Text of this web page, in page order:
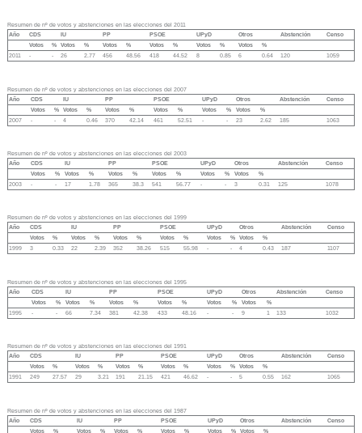
Resumen de nº de votos y abstenciones en las elecciones del 2011
Año
CDS IU PP PSOE UPyD Otros Abstención
Censo
Votos
% Votos % Votos % Votos % Votos % Votos
%
2011
- - 26 2.77 456 48.56 418 44.52 8 0.85 6 0.64 120 1059
Resumen de nº de votos y abstenciones en las elecciones del 2007
Año
CDS IU PP PSOE UPyD Otros Abstención
Censo
Votos
% Votos % Votos % Votos % Votos % Votos
%
2007
- - 4 0.46 370 42.14 461 52.51 - - 23 2.62 185 1063
Resumen de nº de votos y abstenciones en las elecciones del 2003
Año
CDS IU PP PSOE UPyD Otros Abstención
Censo
Votos
% Votos % Votos % Votos % Votos % Votos
%
2003
- - 17 1.78 365 38.3 541 56.77 - - 3 0.31 125 1078
Resumen de nº de votos y abstenciones en las elecciones del 1999
Año
CDS IU PP PSOE UPyD Otros Abstención
Censo
Votos
% Votos % Votos % Votos % Votos % Votos
%
1999
3 0.33 22 2.39 352 38.26 515 55.98 - - 4 0.43 187 1107
Resumen de nº de votos y abstenciones en las elecciones del 1995
Año
CDS IU PP PSOE UPyD Otros Abstención
Censo
Votos
% Votos % Votos % Votos % Votos % Votos
%
1995
- - 66 7.34 381 42.38 433 48.16 - - 9 1 133 1032
Resumen de nº de votos y abstenciones en las elecciones del 1991
Año
CDS IU PP PSOE UPyD Otros Abstención
Censo
Votos
% Votos % Votos % Votos % Votos % Votos
%
1991
249 27.57 29 3.21 191 21.15 421 46.62 - - 5 0.55 162 1065
Resumen de nº de votos y abstenciones en las elecciones del 1987
Año
CDS IU PP PSOE UPyD Otros Abstención
Censo
Votos
% Votos % Votos % Votos % Votos % Votos %